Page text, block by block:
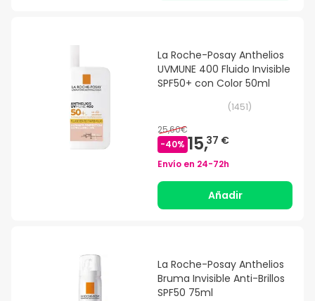
La Roche-Posay Anthelios
UVMUNE 400 Fluido Invisible
SPF50+ con Color 50ml
(1451)
25,60€
-40% 15,37 €
Envío en 24-72h
Añadir
La Roche-Posay Anthelios
Bruma Invisible Anti-Brillos
SPF50 75ml